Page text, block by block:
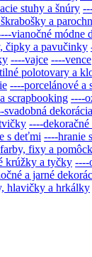
stuhy a šnúry
a
vianočné módne
čipky a pavučinky
----vajce ----vence
polotovary a
----porcelánové a
scrapbooking ----
svadobná
----
s deťmi ----hranie
fixy a
krúžky a tyčky ----
a jarné
hlavičky a hrkálky